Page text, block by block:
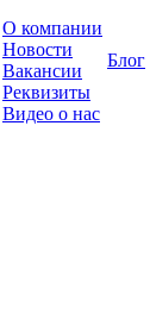
О компании
Новости
Вакансии
Реквизиты
Видео о нас
Блог